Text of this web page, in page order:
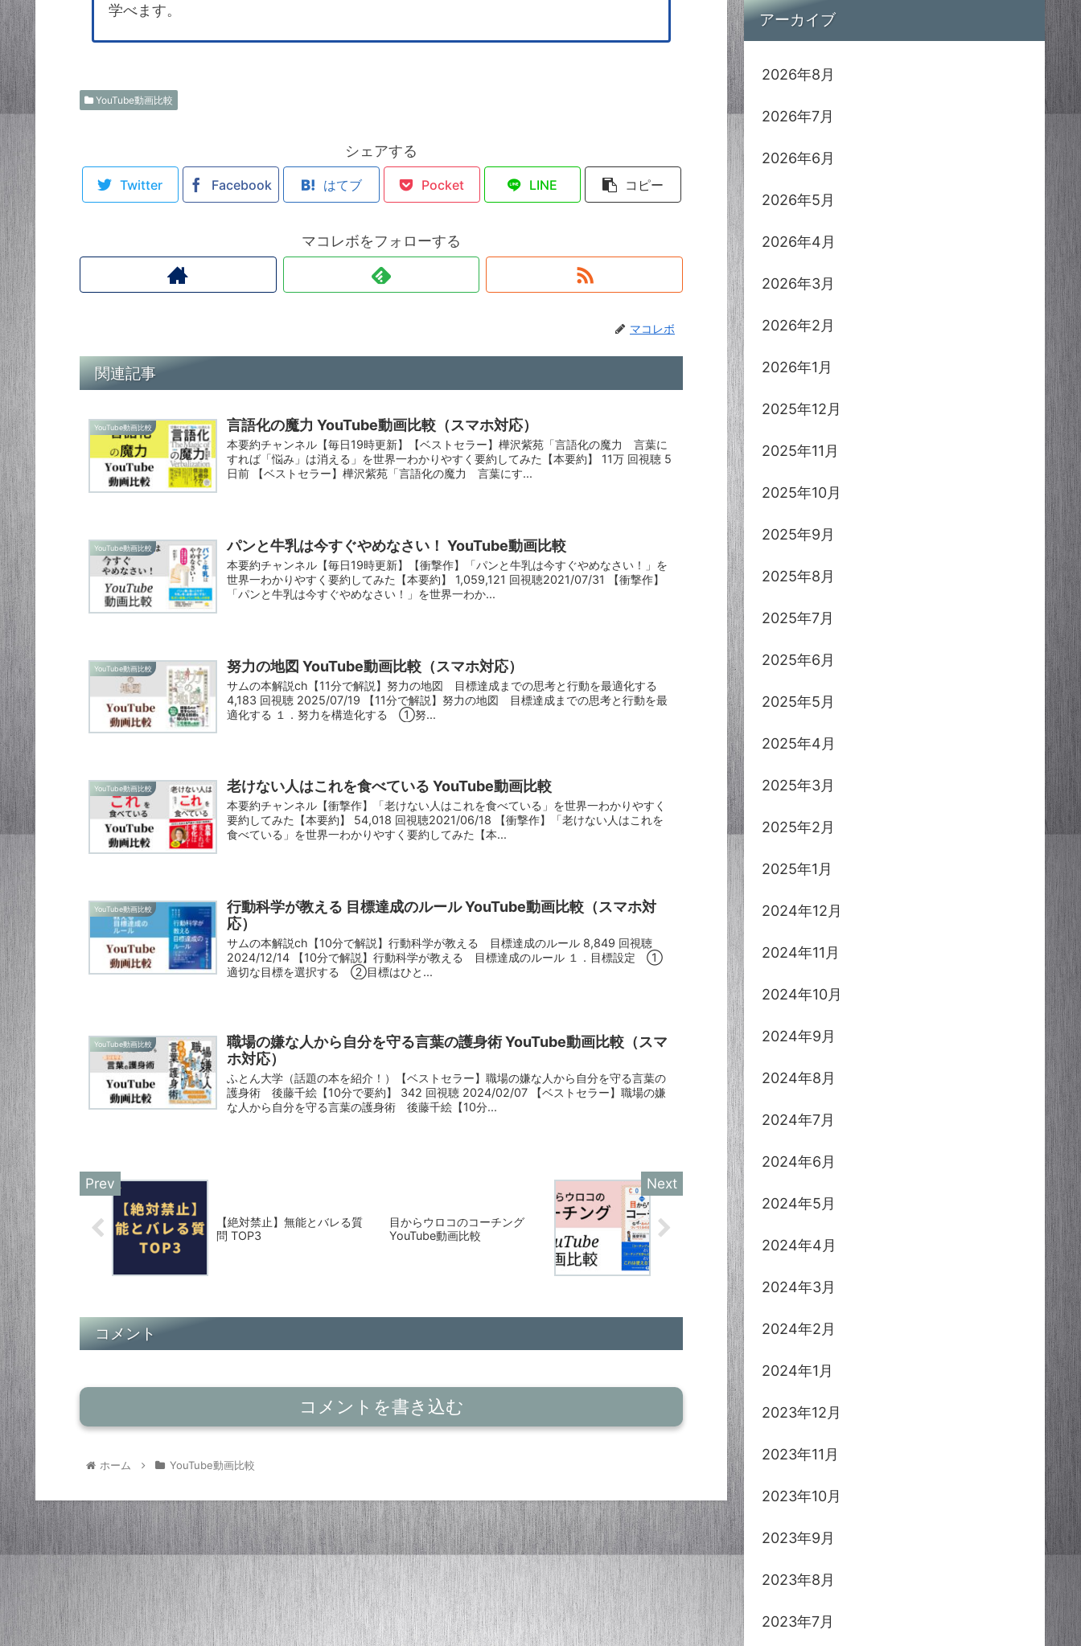
学べます。
YouTube動画比較
シェアする
Twitter Facebook はてブ Pocket LINE コピー
マコレボをフォローする
マコレボ
関連記事
YouTube動画比較 言語化の魔力 YouTube動画比較（スマホ対応）
本要約チャンネル【毎日19時更新】【ベストセラー】樺沢紫苑「言語化の魔力 言葉に
すれば「悩み」は消える」を世界一わかりやすく要約してみた【本要約】 11万 回視聴 5
日前 【ベストセラー】樺沢紫苑「言語化の魔力 言葉にす...
YouTube動画比較 パンと牛乳は今すぐやめなさい！ YouTube動画比較
本要約チャンネル【毎日19時更新】【衝撃作】「パンと牛乳は今すぐやめなさい！」を
世界一わかりやすく要約してみた【本要約】 1,059,121 回視聴2021/07/31 【衝撃作】
「パンと牛乳は今すぐやめなさい！」を世界一わか...
YouTube動画比較 努力の地図 YouTube動画比較（スマホ対応）
サムの本解説ch【11分で解説】努力の地図 目標達成までの思考と行動を最適化する
4,183 回視聴 2025/07/19 【11分で解説】努力の地図 目標達成までの思考と行動を最
適化する １．努力を構造化する ①努...
YouTube動画比較 老けない人はこれを食べている YouTube動画比較
本要約チャンネル【衝撃作】「老けない人はこれを食べている」を世界一わかりやすく
要約してみた【本要約】 54,018 回視聴2021/06/18 【衝撃作】「老けない人はこれを
食べている」を世界一わかりやすく要約してみた【本...
YouTube動画比較
行動科学が教える 目標達成のルール YouTube動画比較（スマホ対
応）
サムの本解説ch【10分で解説】行動科学が教える 目標達成のルール 8,849 回視聴
2024/12/14 【10分で解説】行動科学が教える 目標達成のルール １．目標設定 ①
適切な目標を選択する ②目標はひと...
YouTube動画比較
職場の嫌な人から自分を守る言葉の護身術 YouTube動画比較（スマ
ホ対応）
ふとん大学（話題の本を紹介！）【ベストセラー】職場の嫌な人から自分を守る言葉の
護身術 後藤千絵【10分で要約】 342 回視聴 2024/02/07 【ベストセラー】職場の嫌
な人から自分を守る言葉の護身術 後藤千絵【10分...
【絶対禁止】無能とバレる質
問 TOP3
目からウロコのコーチング
YouTube動画比較
コメント
コメントを書き込む
ホーム YouTube動画比較
アーカイブ
2026年8月
2026年7月
2026年6月
2026年5月
2026年4月
2026年3月
2026年2月
2026年1月
2025年12月
2025年11月
2025年10月
2025年9月
2025年8月
2025年7月
2025年6月
2025年5月
2025年4月
2025年3月
2025年2月
2025年1月
2024年12月
2024年11月
2024年10月
2024年9月
2024年8月
2024年7月
2024年6月
2024年5月
2024年4月
2024年3月
2024年2月
2024年1月
2023年12月
2023年11月
2023年10月
2023年9月
2023年8月
2023年7月